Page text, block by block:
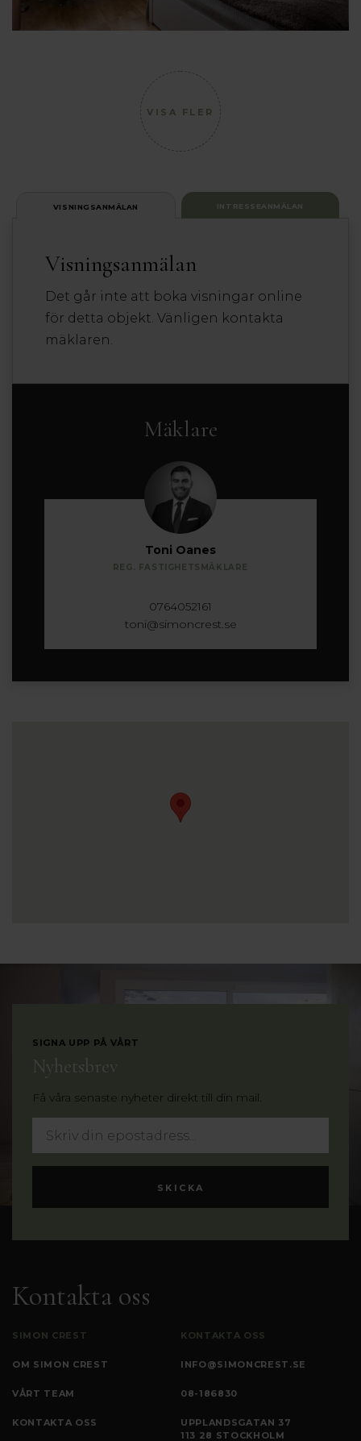
VISA FLER
VISNINGSANMÄLAN INTRESSEANMÄLAN
Visningsanmälan
Det går inte att boka visningar online
för detta objekt. Vänligen kontakta
mäklaren.
Mäklare
Toni Oanes
REG. FASTIGHETSMÄKLARE
0764052161
toni@simoncrest.se
Kontakta oss
SIMON CREST
OM SIMON CREST
VÅRT TEAM
KONTAKTA OSS
KONTAKTA OSS
INFO@SIMONCREST.SE
08-186830
UPPLANDSGATAN 37
113 28 STOCKHOLM
SIGNA UPP PÅ VÅRT
Nyhetsbrev
Få våra senaste nyheter direkt till din mail.